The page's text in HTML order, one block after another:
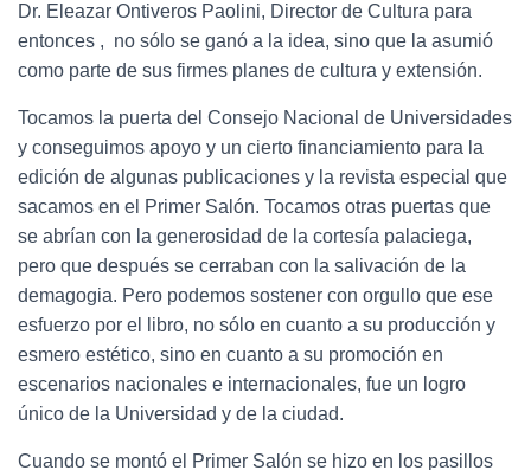
Dr. Eleazar Ontiveros Paolini, Director de Cultura para
entonces , no sólo se ganó a la idea, sino que la asumió
como parte de sus firmes planes de cultura y extensión.
Tocamos la puerta del Consejo Nacional de Universidades
y conseguimos apoyo y un cierto financiamiento para la
edición de algunas publicaciones y la revista especial que
sacamos en el Primer Salón. Tocamos otras puertas que
se abrían con la generosidad de la cortesía palaciega,
pero que después se cerraban con la salivación de la
demagogia. Pero podemos sostener con orgullo que ese
esfuerzo por el libro, no sólo en cuanto a su producción y
esmero estético, sino en cuanto a su promoción en
escenarios nacionales e internacionales, fue un logro
único de la Universidad y de la ciudad.
Cuando se montó el Primer Salón se hizo en los pasillos